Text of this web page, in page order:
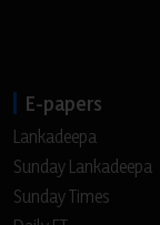
E-papers
Lankadeepa
Sunday Lankadeepa
Sunday Times